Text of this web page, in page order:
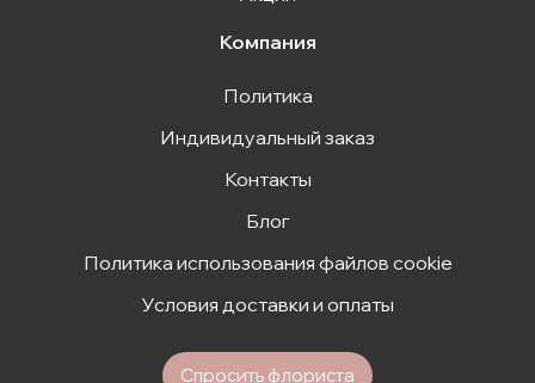
Компания
Политика
Индивидуальный заказ
Контакты
Блог
Политика использования файлов cookie
Условия доставки и оплаты
Спросить флориста